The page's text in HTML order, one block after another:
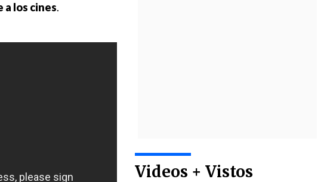
Videos + Vistos
los cines.